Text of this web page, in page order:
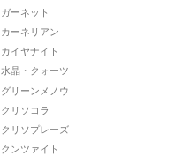
ガーネット
カーネリアン
カイヤナイト
水晶・クォーツ
グリーンメノウ
クリソコラ
クリソプレーズ
クンツァイト